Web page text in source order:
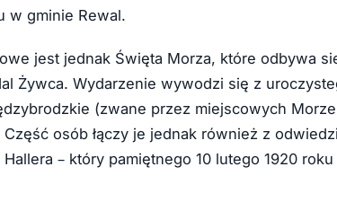
w gminie Rewal.
jest jednak Święta Morza, które odbywa
Żywca. Wydarzenie wywodzi się z
(zwane przez miejscowych
osób łączy je jednak również z
– który pamiętnego 10 lutego 1920 roku